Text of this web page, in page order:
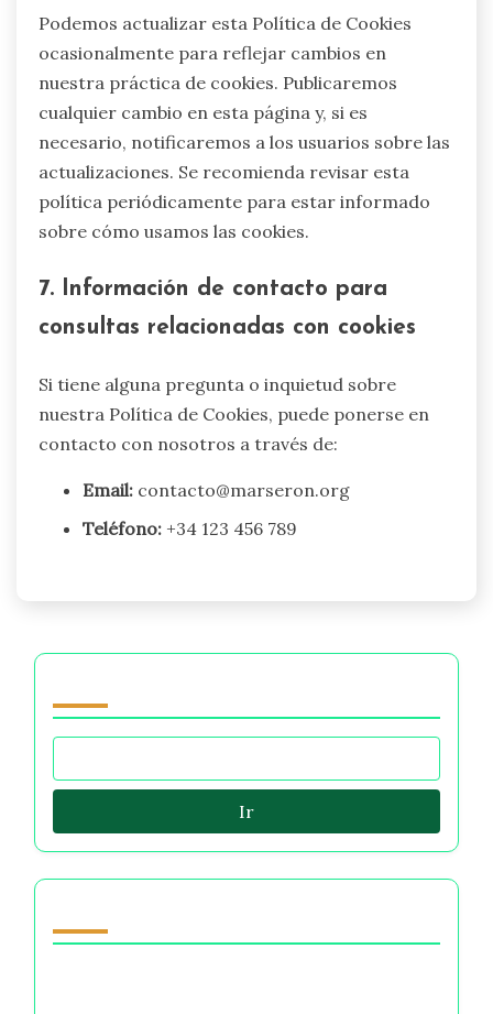
Podemos actualizar esta Política de Cookies
ocasionalmente para reflejar cambios en
nuestra práctica de cookies. Publicaremos
cualquier cambio en esta página y, si es
necesario, notificaremos a los usuarios sobre las
actualizaciones. Se recomienda revisar esta
política periódicamente para estar informado
sobre cómo usamos las cookies.
7. Información de contacto para
consultas relacionadas con cookies
Si tiene alguna pregunta o inquietud sobre
nuestra Política de Cookies, puede ponerse en
contacto con nosotros a través de:
Email: contacto@marseron.org
Teléfono: +34 123 456 789
Ir